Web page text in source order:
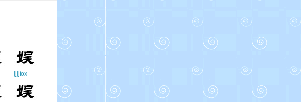
jjjjfox